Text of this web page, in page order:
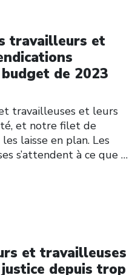
travailleurs et
de 2023
travailleuses et leurs
et notre filet de
laisse en plan. Les
s’attendent à ce que …
et travailleuses
depuis trop